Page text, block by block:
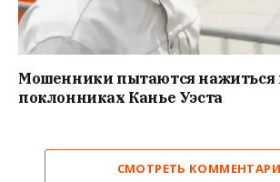
Мошенники пытаются нажиться
поклонниках Канье Уэста
СМОТРЕТЬ